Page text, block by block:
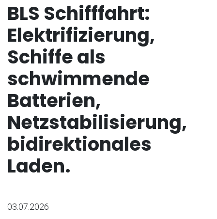
BLS Schifffahrt:
Elektrifizierung,
Schiffe als
schwimmende
Batterien,
Netzstabilisierung,
bidirektionales
Laden.
03.07.2026